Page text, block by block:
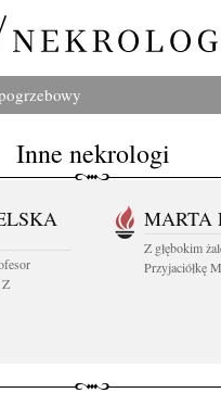
Inne nekrologi
Z
MARTA
Z głębokim
Przyjaciółkę